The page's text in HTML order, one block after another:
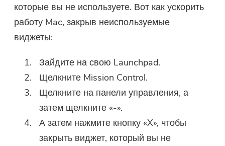
которые вы не используете. Вот как ускорить
работу Mac, закрыв неиспользуемые
виджеты:
Зайдите на свою Launchpad.
Щелкните Mission Control.
Щелкните на панели управления, а
затем щелкните «-».
А затем нажмите кнопку «X», чтобы
закрыть виджет, который вы не